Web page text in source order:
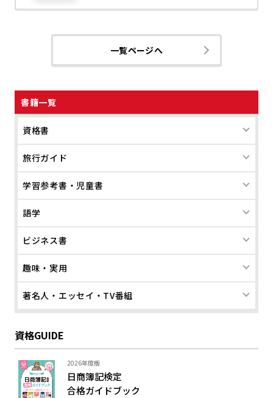
書籍一覧
資格書
旅行ガイド
学習参考書・児童書
語学
ビジネス書
趣味・実用
著名人・エッセイ・TV番組
資格GUIDE
2026年度版
日商簿記検定
合格ガイドブック
一覧ページへ